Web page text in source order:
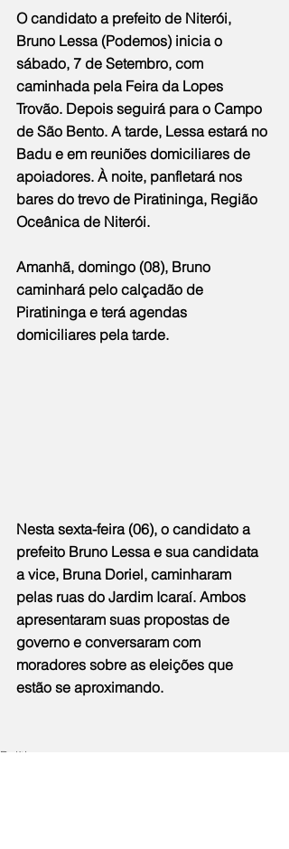
O candidato a prefeito de Niterói,
Bruno Lessa (Podemos) inicia o
sábado, 7 de Setembro, com
caminhada pela Feira da Lopes
Trovão. Depois seguirá para o Campo
de São Bento. A tarde, Lessa estará no
Badu e em reuniões domiciliares de
apoiadores. À noite, panfletará nos
bares do trevo de Piratininga, Região
Oceânica de Niterói.
Amanhã, domingo (08), Bruno
caminhará pelo calçadão de
Piratininga e terá agendas
domiciliares pela tarde.
Nesta sexta-feira (06), o candidato a
prefeito Bruno Lessa e sua candidata
a vice, Bruna Doriel, caminharam
pelas ruas do Jardim Icaraí. Ambos
apresentaram suas propostas de
governo e conversaram com
moradores sobre as eleições que
estão se aproximando.
Política